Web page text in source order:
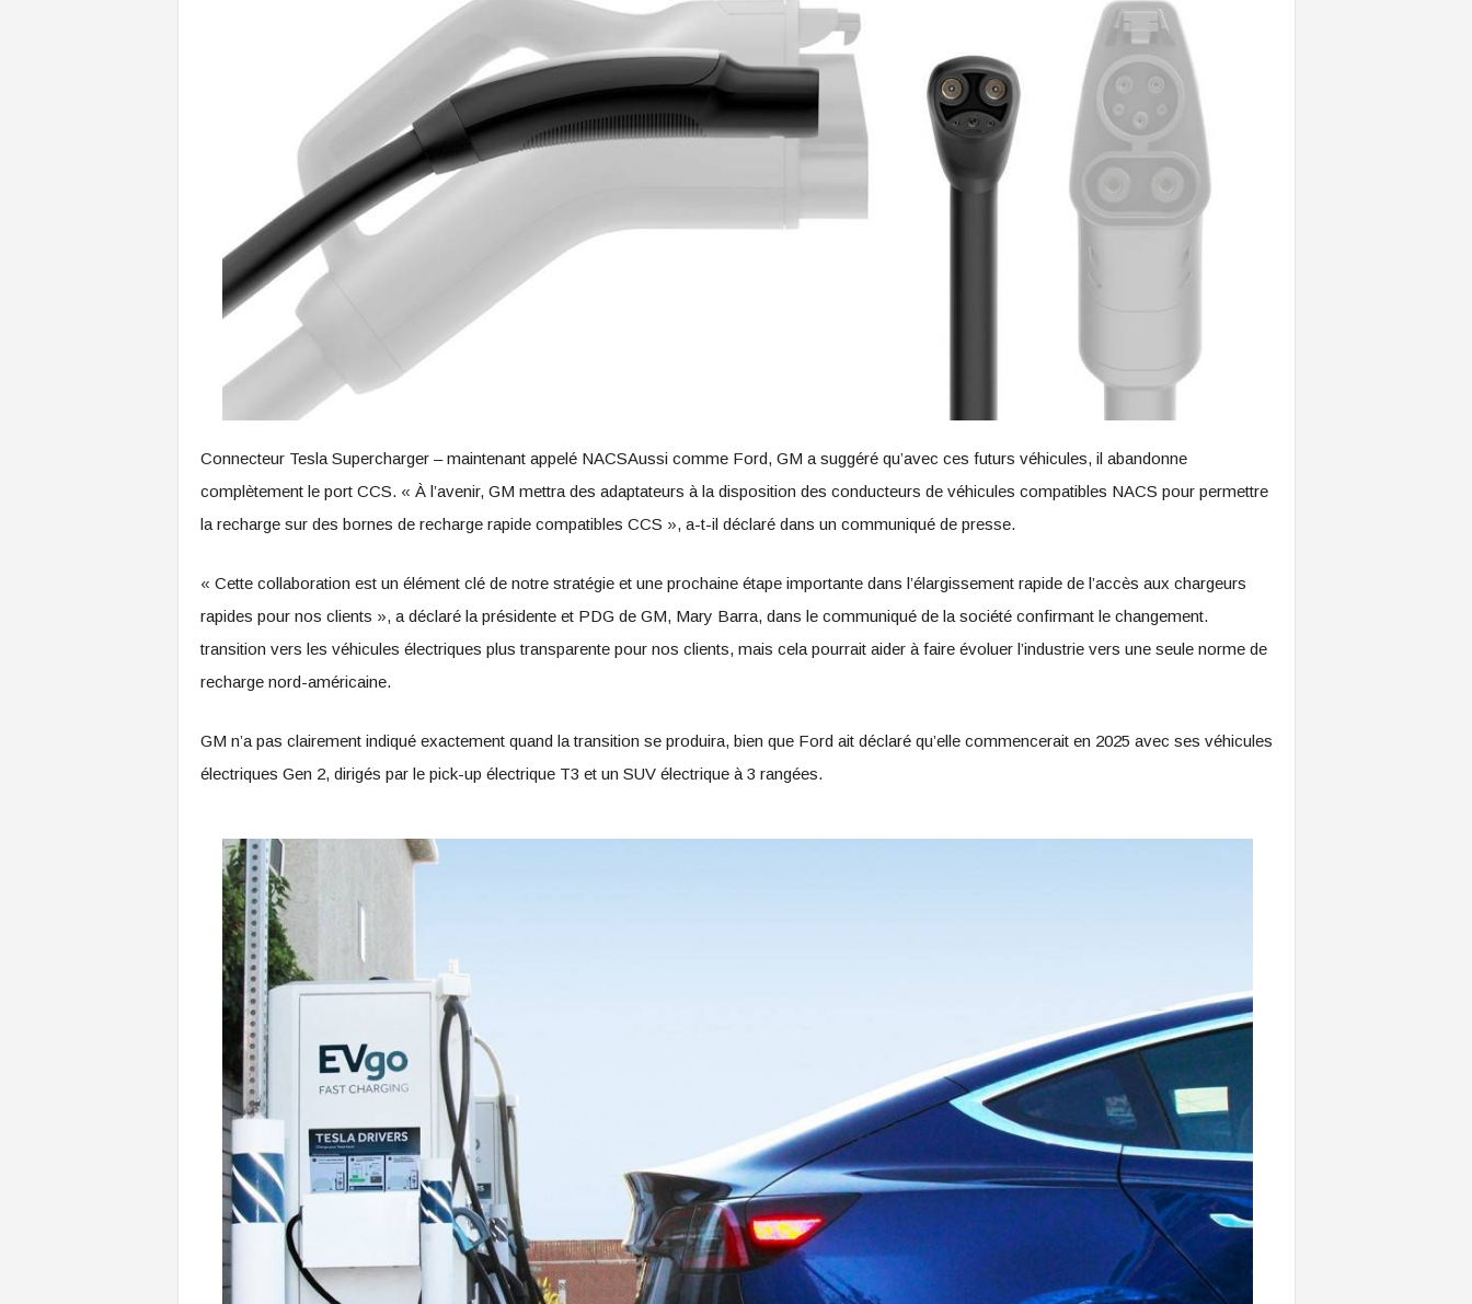
Connecteur Tesla Supercharger – maintenant appelé NACSAussi comme Ford, GM a suggéré qu’avec ces futurs véhicules, il abandonne
complètement le port CCS. « À l’avenir, GM mettra des adaptateurs à la disposition des conducteurs de véhicules compatibles NACS pour permettre
la recharge sur des bornes de recharge rapide compatibles CCS », a-t-il déclaré dans un communiqué de presse.
« Cette collaboration est un élément clé de notre stratégie et une prochaine étape importante dans l’élargissement rapide de l’accès aux chargeurs
rapides pour nos clients », a déclaré la présidente et PDG de GM, Mary Barra, dans le communiqué de la société confirmant le changement.
transition vers les véhicules électriques plus transparente pour nos clients, mais cela pourrait aider à faire évoluer l’industrie vers une seule norme de
recharge nord-américaine.
GM n’a pas clairement indiqué exactement quand la transition se produira, bien que Ford ait déclaré qu’elle commencerait en 2025 avec ses véhicules
électriques Gen 2, dirigés par le pick-up électrique T3 et un SUV électrique à 3 rangées.